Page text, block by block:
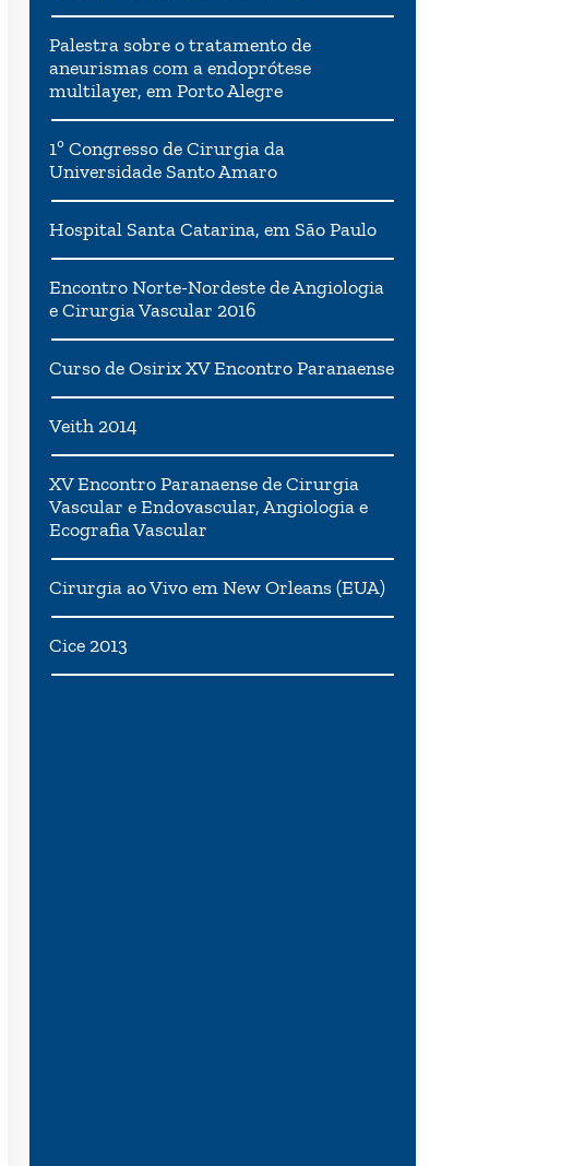
Palestra sobre o tratamento de
aneurismas com a endoprótese
multilayer, em Porto Alegre
1º Congresso de Cirurgia da
Universidade Santo Amaro
Hospital Santa Catarina, em São Paulo
Encontro Norte-Nordeste de Angiologia
e Cirurgia Vascular 2016
Curso de Osirix XV Encontro Paranaense
Veith 2014
XV Encontro Paranaense de Cirurgia
Vascular e Endovascular, Angiologia e
Ecografia Vascular
Cirurgia ao Vivo em New Orleans (EUA)
Cice 2013